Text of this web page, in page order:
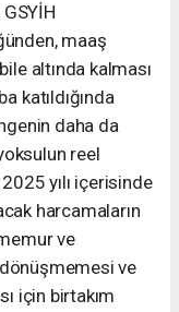
maaş
altında kalması
katıldığında
daha da
reel
yılı içerisinde
harcamaların
ve
dönüşmemesi ve
için birtakım